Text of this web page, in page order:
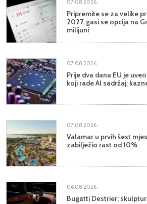
07.08.2026.
Pripremite se za velike
2027. gasi se opcija na
milijuni
07.08.2026.
Prije dva dana EU je
koji rade AI sadržaj:
07.08.2026.
Valamar u prvih šest
zabilježio rast od 10%
06.08.2026.
Bugatti Destrier: